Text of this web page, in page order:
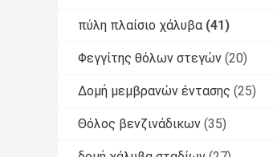
πύλη πλαίσιο χάλυβα (41)
Φεγγίτης θόλων στεγών (20)
Δομή μεμβρανών έντασης (25)
Θόλος βενζινάδικων (35)